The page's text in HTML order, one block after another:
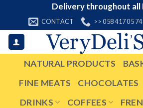
content
Delivery throughout all
CONTACT >> 058 417 05
NATURAL PRODUCTS
FINE MEATS
CHOCOLATES
DRINKS
COFFEES